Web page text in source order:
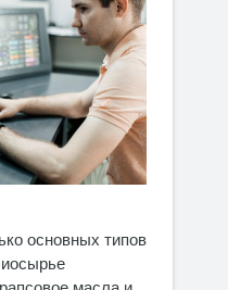
основных типов